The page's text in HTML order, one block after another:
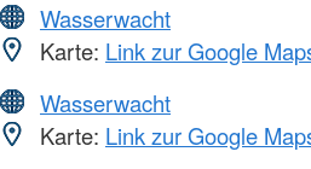
Wasserwacht
Karte: Link zur Google
Wasserwacht
Karte: Link zur Google